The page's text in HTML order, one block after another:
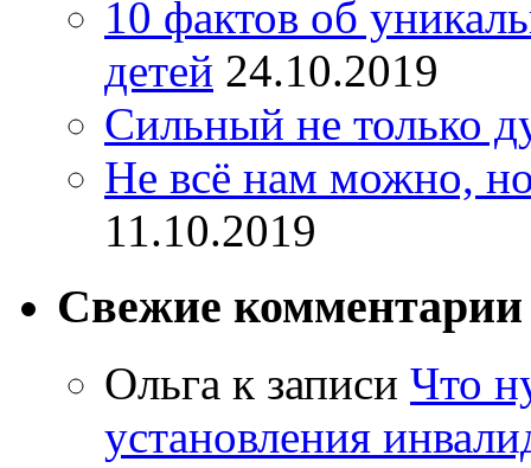
10 фактов об
детей 24.10.2019
Сильный не только
Не всё нам можно,
11.10.2019
Свежие комментарии
Ольга к записи Что
установления